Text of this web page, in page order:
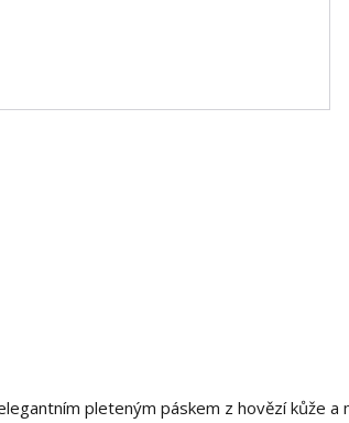
pleteným páskem z hovězí kůže a